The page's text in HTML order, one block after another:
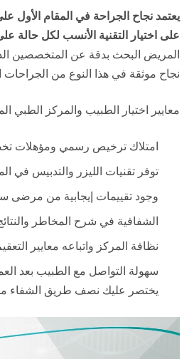
يعتمد نجاح الجراحة في المقام الأول
على اختيار التقنية الأنسب لكل حالة
المريض البحث بدقة عن المتخصصين
نجاح موثقة في هذا النوع من الجراحات
معايير اختيار الطبيب والمركز الطبي
امتلاك ترخيص رسمي ومؤهلات
توفر تقنيات الليزر والتدبيس في
وجود تقييمات إيجابية من مرضى
الشفافية في شرح المخاطر
نظافة المركز واتباعه معايير
سهولة التواصل مع الطبيب بعد
يختصر عليك نصف طريق الشفاء